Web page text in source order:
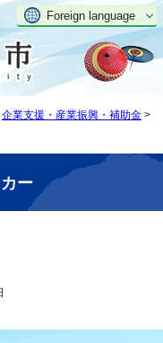
Foreign language
企業支援・産業振興・補助金 >
ー